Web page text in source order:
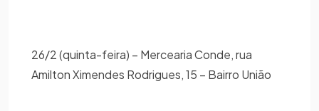
26/2 (quinta-feira) – Mercearia Conde, rua
Amilton Ximendes Rodrigues, 15 – Bairro União